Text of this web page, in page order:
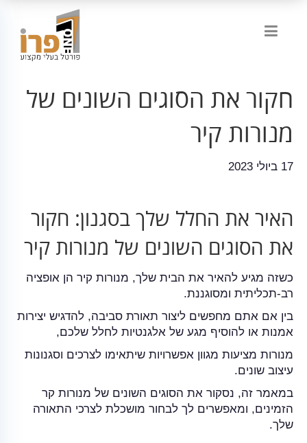
חקור את הסוגים השונים של
מנורות קיר
17 ביולי 2023
האיר את החלל שלך בסגנון: חקור
את הסוגים השונים של מנורות קיר
כשזה מגיע להאיר את הבית שלך, מנורות קיר הן אופציה
רב-תכליתית ומסוגננת.
בין אם אתם מחפשים ליצור תאורת סביבה, להדגיש יצירות
אמנות או להוסיף מגע של אלגנטיות לחלל שלכם,
מנורות מציעות מגוון אפשרויות שיתאימו לצרכים וסגנונות
עיצוב שונים.
במאמר זה, נסקור את הסוגים השונים של מנורות קר
הזמינים, ומאפשרים לך לבחור מושכלת לצרכי התאורה
שלך.